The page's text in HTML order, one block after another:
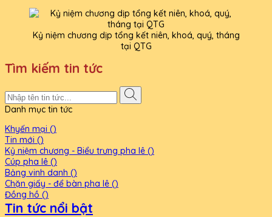
Kỷ niệm chương dịp tổng kết niên, khoá, quý, tháng
tại QTG
Tìm kiếm tin tức
Danh mục tin tức
Khyến mại ()
Tin mới ()
Kỷ niệm chương - Biểu trưng pha lê ()
Cúp pha lê ()
Bảng vinh danh ()
Chặn giấy - để bàn pha lê ()
Đồng hồ ()
Tin tức nổi bật